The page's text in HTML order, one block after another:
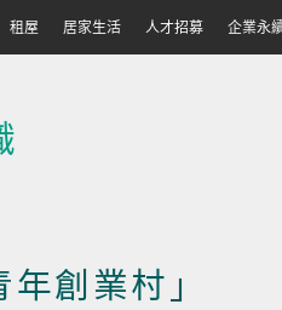
租屋 居家生活 人才招募 企業永
創業村」